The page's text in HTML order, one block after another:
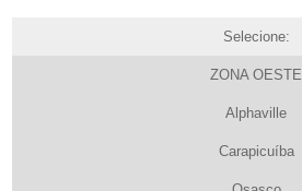
Selecione:
ZONA OESTE
Alphaville
Carapicuíba